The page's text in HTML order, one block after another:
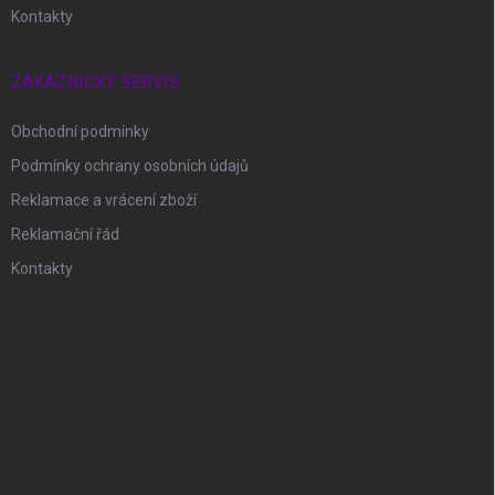
Kontakty
ZÁKAZNICKÝ SERVIS
Obchodní podmínky
Podmínky ochrany osobních údajů
Reklamace a vrácení zboží
Reklamační řád
Kontakty